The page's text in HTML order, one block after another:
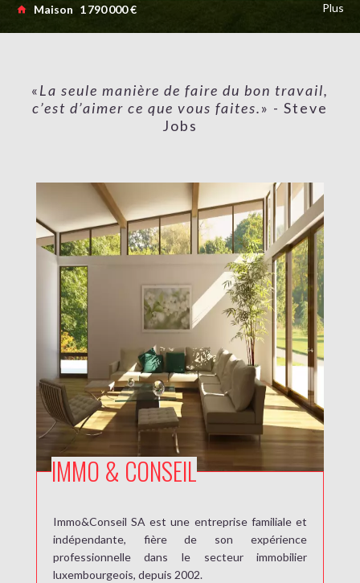
Maison 1 790 000 € Plus
La seule manière de faire du bon travail,
c’est d’aimer ce que vous faites.
- Steve
Jobs
IMMO & CONSEIL
Immo&Conseil SA est une entreprise familiale et
indépendante, fière de son expérience
professionnelle dans le secteur immobilier
luxembourgeois, depuis 2002.